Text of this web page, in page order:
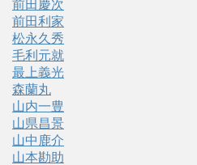
前田慶次
前田利家
松永久秀
毛利元就
最上義光
森蘭丸
山内一豊
山県昌景
山中鹿介
山本勘助